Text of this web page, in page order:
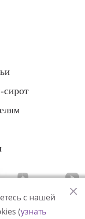
сирот
с нашей
(узнать